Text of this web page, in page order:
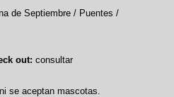
de Septiembre / Puentes /
out: consultar
se aceptan mascotas.